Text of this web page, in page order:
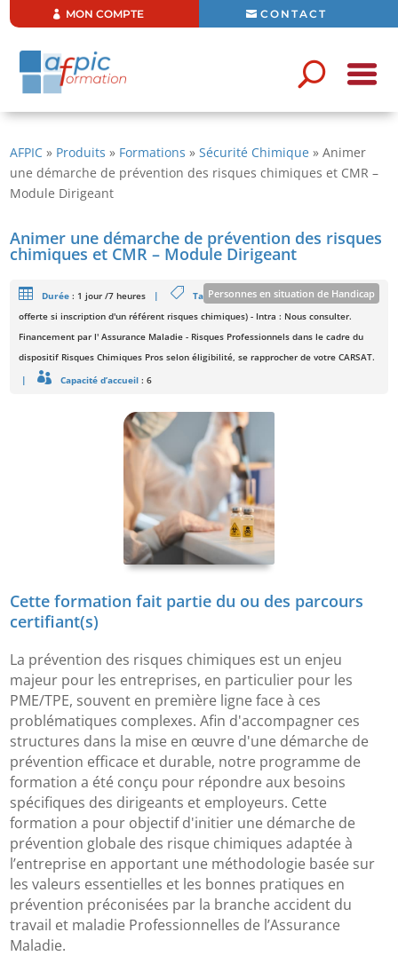
CONTACT
MON COMPTE
AFPIC » Produits » Formations »Sécurité Chimique »Animer
une démarche de prévention des risques chimiques et CMR –
Module Dirigeant
Animer une démarche de prévention des risques
chimiques et CMR – Module Dirigeant
Durée : 1 jour /7 heures | Tarifs: 600 € HT/Stagiaire (Formation
offerte si inscription d'un référent risques chimiques) - Intra : Nous consulter.
Financement par l' Assurance Maladie - Risques Professionnels dans le cadre du
dispositif Risques Chimiques Pros selon éligibilité, se rapprocher de votre CARSAT.
|
Capacité d’accueil : 6
Personnes en situation de Handicap
réserve de faisabilité
Cette formation fait partie du ou des parcours
certifiant(s)
La prévention des risques chimiques est un enjeu
majeur pour les entreprises, en particulier pour les
PME/TPE, souvent en première ligne face à ces
problématiques complexes. Afin d'accompagner ces
structures dans la mise en œuvre d'une démarche de
prévention efficace et durable, notre programme de
formation a été conçu pour répondre aux besoins
spécifiques des dirigeants et employeurs. Cette
formation a pour objectif d'initier une démarche de
prévention globale des risque chimiques adaptée à
l’entreprise en apportant une méthodologie basée sur
les valeurs essentielles et les bonnes pratiques en
prévention préconisées par la branche accident du
travail et maladie Professionnelles de l’Assurance
Maladie.